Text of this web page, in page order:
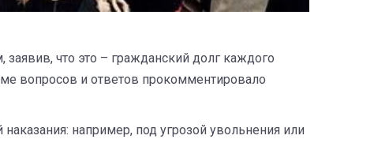
что это – гражданский долг каждого
вопросов и ответов прокомментировало
например, под угрозой увольнения или